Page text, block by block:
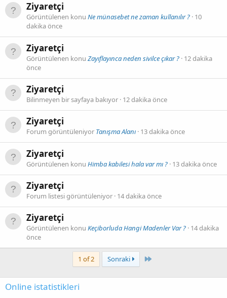
Ziyaretçi
Görüntülenen konu Ne münasebet ne zaman kullanılır ? 10
dakika önce
Ziyaretçi
Görüntülenen konu Zayıflayınca neden sivilce çıkar ? 12 dakika
önce
Ziyaretçi
Bilinmeyen bir sayfaya bakıyor 12 dakika önce
Ziyaretçi
Forum görüntüleniyor Tanışma Alanı 13 dakika önce
Ziyaretçi
Görüntülenen konu Himba kabilesi hala var mı ? 13 dakika önce
Ziyaretçi
Forum listesi görüntüleniyor 14 dakika önce
Ziyaretçi
Görüntülenen konu Keçiborluda Hangi Madenler Var ? 14 dakika
önce
1 of 2 Sonraki Last
Online istatistikleri